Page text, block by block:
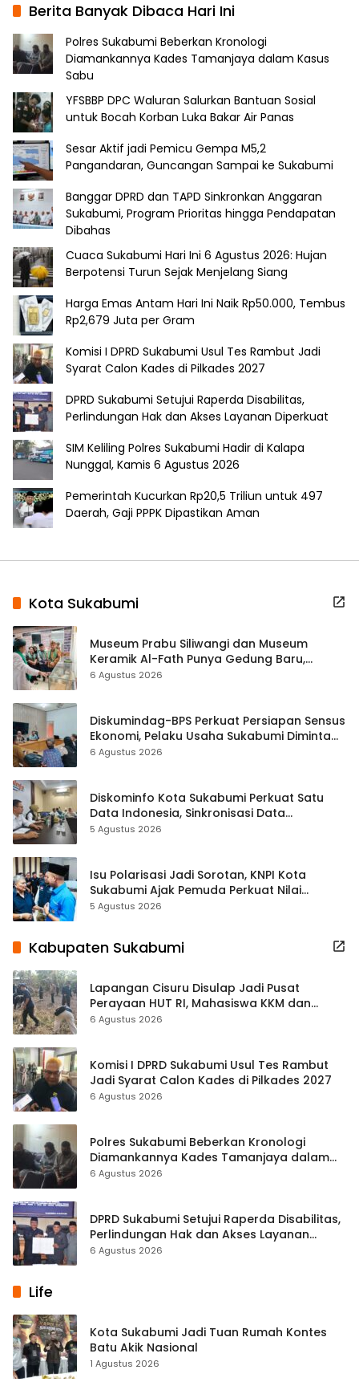
Berita Banyak Dibaca Hari Ini
Polres Sukabumi Beberkan Kronologi
Diamankannya Kades Tamanjaya dalam Kasus
Sabu
YFSBBP DPC Waluran Salurkan Bantuan Sosial
untuk Bocah Korban Luka Bakar Air Panas
Sesar Aktif jadi Pemicu Gempa M5,2
Pangandaran, Guncangan Sampai ke Sukabumi
Banggar DPRD dan TAPD Sinkronkan Anggaran
Sukabumi, Program Prioritas hingga Pendapatan
Dibahas
Cuaca Sukabumi Hari Ini 6 Agustus 2026: Hujan
Berpotensi Turun Sejak Menjelang Siang
Harga Emas Antam Hari Ini Naik Rp50.000, Tembus
Rp2,679 Juta per Gram
Komisi I DPRD Sukabumi Usul Tes Rambut Jadi
Syarat Calon Kades di Pilkades 2027
DPRD Sukabumi Setujui Raperda Disabilitas,
Perlindungan Hak dan Akses Layanan Diperkuat
SIM Keliling Polres Sukabumi Hadir di Kalapa
Nunggal, Kamis 6 Agustus 2026
Pemerintah Kucurkan Rp20,5 Triliun untuk 497
Daerah, Gaji PPPK Dipastikan Aman
Kota Sukabumi
Museum Prabu Siliwangi dan Museum
Keramik Al-Fath Punya Gedung Baru,
Hampir 500 Koleksi Dipisahkan
6 Agustus 2026
Diskumindag-BPS Perkuat Persiapan Sensus
Ekonomi, Pelaku Usaha Sukabumi Diminta
Terbuka Beri Data
6 Agustus 2026
Diskominfo Kota Sukabumi Perkuat Satu
Data Indonesia, Sinkronisasi Data
Kewilayahan Dikebut
5 Agustus 2026
Isu Polarisasi Jadi Sorotan, KNPI Kota
Sukabumi Ajak Pemuda Perkuat Nilai
Kebangsaan
5 Agustus 2026
Kabupaten Sukabumi
Lapangan Cisuru Disulap Jadi Pusat
Perayaan HUT RI, Mahasiswa KKM dan
Warga Satukan Tenaga
6 Agustus 2026
Komisi I DPRD Sukabumi Usul Tes Rambut
Jadi Syarat Calon Kades di Pilkades 2027
6 Agustus 2026
Polres Sukabumi Beberkan Kronologi
Diamankannya Kades Tamanjaya dalam
Kasus Sabu
6 Agustus 2026
DPRD Sukabumi Setujui Raperda Disabilitas,
Perlindungan Hak dan Akses Layanan
Diperkuat
6 Agustus 2026
Life
Kota Sukabumi Jadi Tuan Rumah Kontes
Batu Akik Nasional
1 Agustus 2026